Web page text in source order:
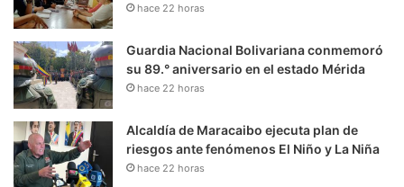
hace 22 horas
Guardia Nacional Bolivariana conmemoró
su 89.° aniversario en el estado Mérida
hace 22 horas
Alcaldía de Maracaibo ejecuta plan de
riesgos ante fenómenos El Niño y La Niña
hace 22 horas